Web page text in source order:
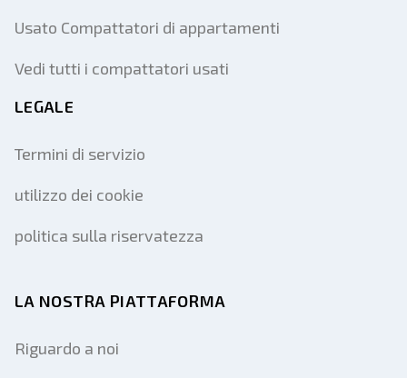
Usato Compattatori di appartamenti
Vedi tutti i compattatori usati
LEGALE
Termini di servizio
utilizzo dei cookie
politica sulla riservatezza
LA NOSTRA PIATTAFORMA
Riguardo a noi